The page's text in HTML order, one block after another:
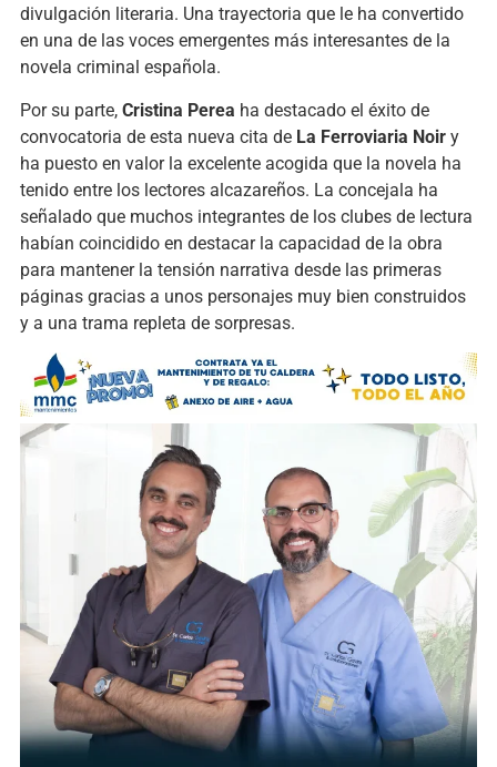
divulgación literaria. Una trayectoria que le ha convertido
en una de las voces emergentes más interesantes de la
novela criminal española.
Por su parte, Cristina Perea ha destacado el éxito de
convocatoria de esta nueva cita de La Ferroviaria Noiry
ha puesto en valor la excelente acogida que la novela ha
tenido entre los lectores alcazareños. La concejala ha
señalado que muchos integrantes de los clubes de lectura
habían coincidido en destacar la capacidad de la obra
para mantener la tensión narrativa desde las primeras
páginas gracias a unos personajes muy bien construidos
y a una trama repleta de sorpresas.